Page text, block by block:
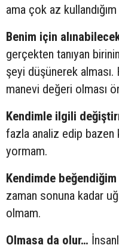
ama çok az
Benim için
gerçekten tanıyan
şeyi düşünerek
manevi değeri olması
Kendimle ilgili
fazla analiz edip
yormam.
Kendimde
zaman sonuna kadar
olmam.
Olmasa da olur…